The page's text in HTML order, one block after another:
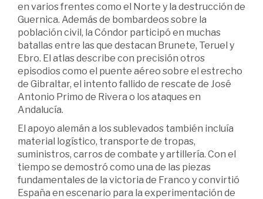
en varios frentes como el Norte y la destrucción de
Guernica. Además de bombardeos sobre la
población civil, la Cóndor participó en muchas
batallas entre las que destacan Brunete, Teruel y
Ebro. El atlas describe con precisión otros
episodios como el puente aéreo sobre el estrecho
de Gibraltar, el intento fallido de rescate de José
Antonio Primo de Rivera o los ataques en
Andalucía.
El apoyo alemán a los sublevados también incluía
material logístico, transporte de tropas,
suministros, carros de combate y artillería. Con el
tiempo se demostró como una de las piezas
fundamentales de la victoria de Franco y convirtió
España en escenario para la experimentación de